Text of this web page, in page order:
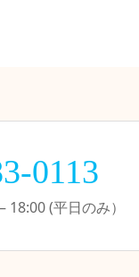
0113
(平日のみ）